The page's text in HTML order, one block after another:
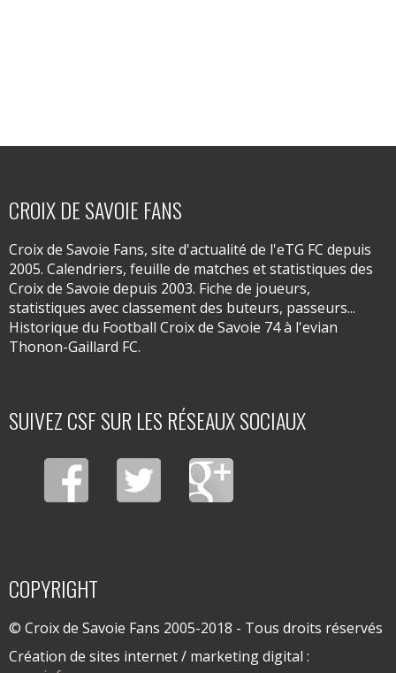
CROIX DE SAVOIE FANS
Croix de Savoie Fans, site d'actualité de l'eTG FC depuis
2005. Calendriers, feuille de matches et statistiques des
Croix de Savoie depuis 2003. Fiche de joueurs,
statistiques avec classement des buteurs, passeurs...
Historique du Football Croix de Savoie 74 à l'evian
Thonon-Gaillard FC.
SUIVEZ CSF SUR LES RÉSEAUX SOCIAUX
COPYRIGHT
© Croix de Savoie Fans 2005-2018 - Tous droits réservés
Création de sites internet / marketing digital :